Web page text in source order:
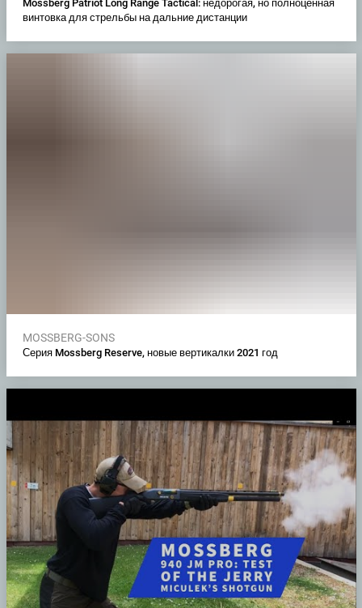
Mossberg Patriot Long Range Tactical: недорогая, но полноценная
винтовка для стрельбы на дальние дистанции
MOSSBERG-SONS
Серия Mossberg Reserve, новые вертикалки 2021 год